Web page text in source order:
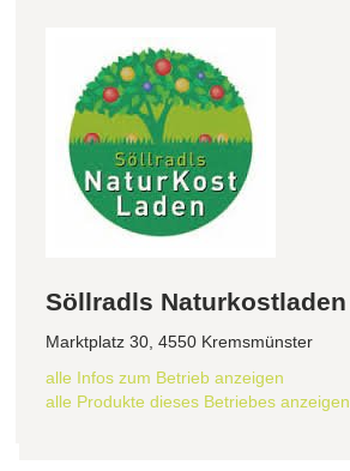
Söllradls Naturkostladen
Marktplatz 30, 4550 Kremsmünster
alle Infos zum Betrieb anzeigen
alle Produkte dieses Betriebes anzeigen